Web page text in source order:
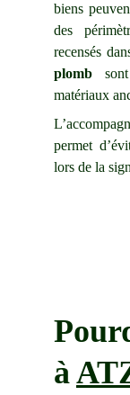
biens
des
recensés
plomb
matériaux
permet
lors de la
à